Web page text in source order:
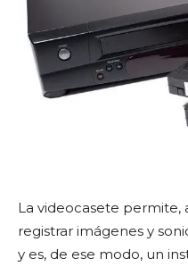
La videocasete permite,
registrar imágenes y
y es, de ese modo, un